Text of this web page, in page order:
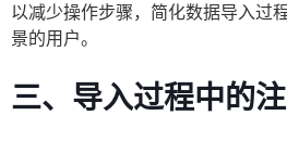
以减少操作步骤，简化数据导入过
景的用户。
三、导入过程中的